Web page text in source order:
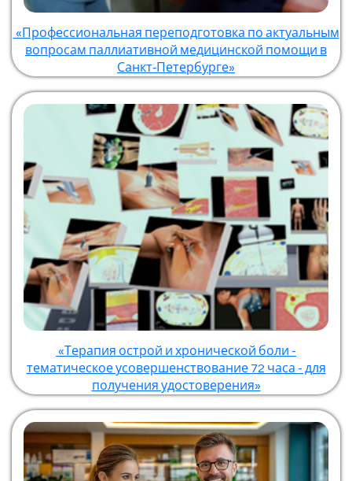
«Профессиональная переподготовка по актуальным
вопросам паллиативной медицинской помощи в
Санкт‑Петербурге»
«Терапия острой и хронической боли -
тематическое усовершенствование 72 часа - для
получения удостоверения»